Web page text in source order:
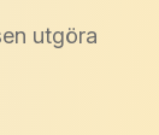
utgöra